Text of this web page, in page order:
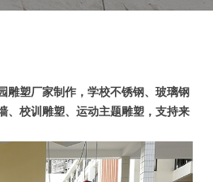
雕塑厂家制作，学校不锈钢、玻璃钢
、校训雕塑、运动主题雕塑，支持来